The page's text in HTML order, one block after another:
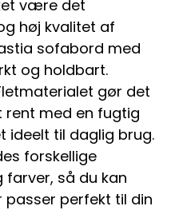
være det
høj kvalitet af
sofabord med
og holdbart.
gør det
med en fugtig
ideelt til daglig brug.
forskellige
så du kan
perfekt til din